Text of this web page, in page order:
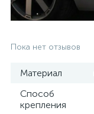
Пока нет отзывов
Материал
Способ
крепления